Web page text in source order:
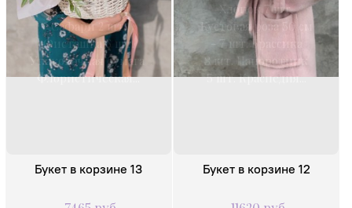
Леукодендрон
Сафари 2 шт.
Фисташка 6 шт.
Упаковочная бумага
Флористическая...
Букет в корзине 13
Хлопок 7 шт.
Кустовая роза 50 см
- 7 шт. Брассика
3 шт. Папоротник
5 шт. Краспедия...
Букет в корзине 12